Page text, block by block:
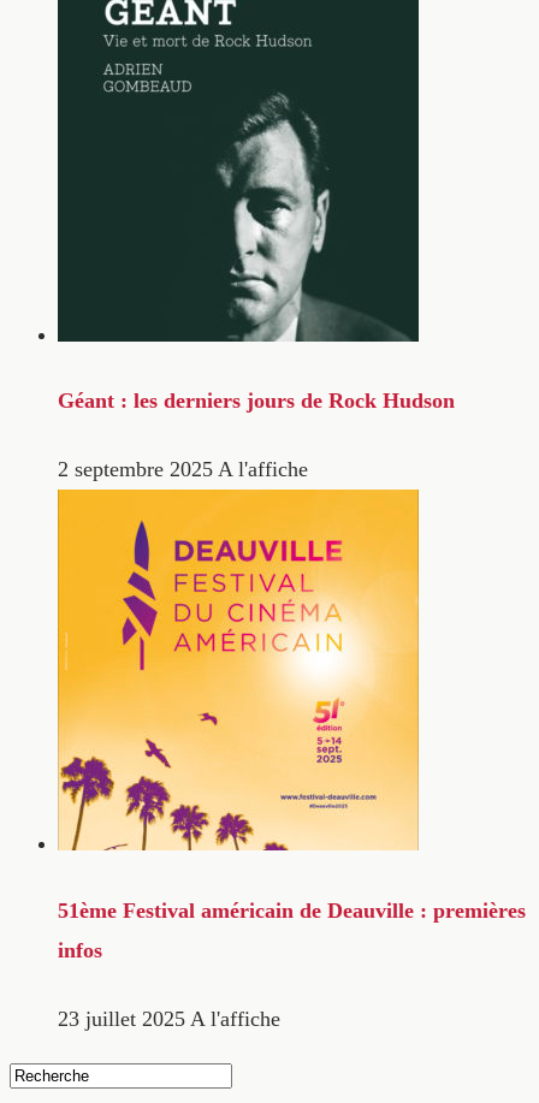
Géant : les derniers jours de Rock Hudson
2 septembre 2025 A l'affiche
51ème Festival américain de Deauville : premières
infos
23 juillet 2025 A l'affiche